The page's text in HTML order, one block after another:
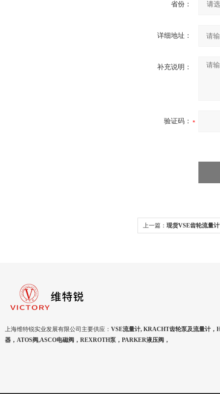
省份：
详细地址：
补充说明：
验证码：
上一篇： 现货VSE齿轮流量
上海维特锐实业发展有限公司主要供应： VSE流量计, KRACHT齿轮泵及流量计，
器，ATOS阀,ASCO电磁阀，REXROTH泵，PARKER液压阀，